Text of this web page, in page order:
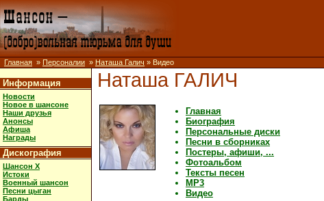
Главная » Персоналии » Наташа Галич » Видео
Информация
Новости
Новое в шансоне
Наши друзья
Анонсы
Афиша
Награды
Дискография
Шансон X
Истоки
Военный шансон
Песни цыган
Барды
Наташа ГАЛИЧ
Главная
Биография
Персональные диски
Песни в сборниках
Постеры, афиши, ...
Фотоальбом
Тексты песен
MP3
Видео